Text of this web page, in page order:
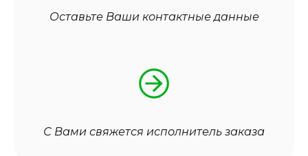
Оставьте Ваши контактные данные
С Вами свяжется исполнитель заказа